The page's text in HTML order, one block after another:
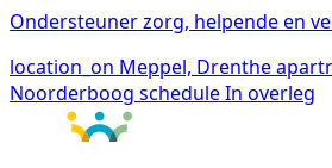
Ondersteuner zorg, helpende en
location_on Meppel, Drenthe
Noorderboog scheduleIn overleg